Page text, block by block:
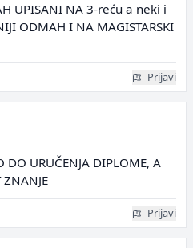
UPISANI NA 3-reću a neki i
ODMAH I NA MAGISTARSKI
Prijavi
DO URUČENJA DIPLOME, A
ZNANJE
Prijavi